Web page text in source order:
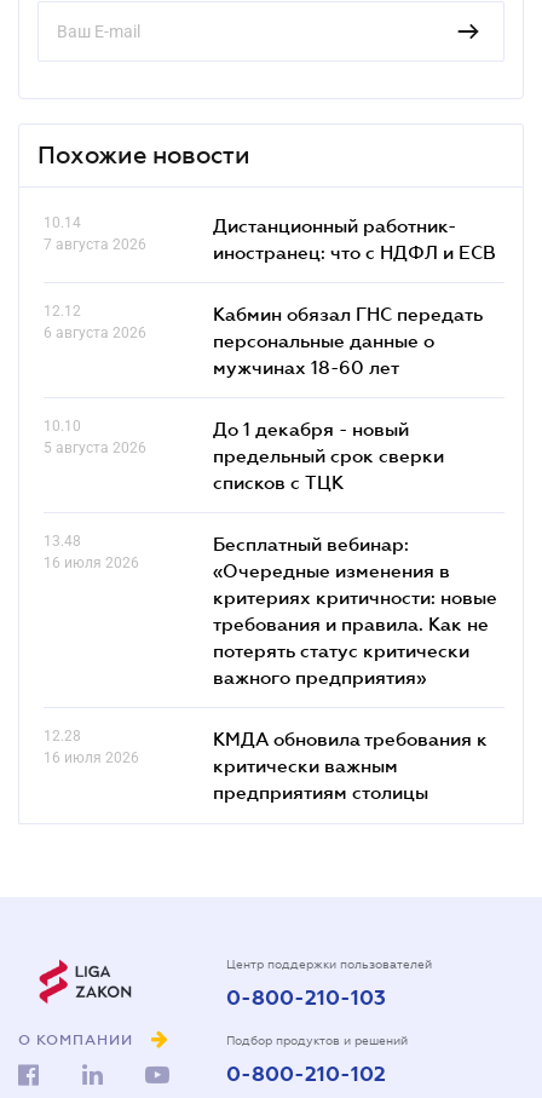
Похожие новости
10.14
7 августа 2026
Дистанционный работник-
иностранец: что с НДФЛ и ЕСВ
12.12
6 августа 2026
Кабмин обязал ГНС передать
персональные данные о
мужчинах 18-60 лет
10.10
5 августа 2026
До 1 декабря - новый
предельный срок сверки
списков c ТЦК
13.48
16 июля 2026
Бесплатный вебинар:
«Очередные изменения в
критериях критичности: новые
требования и правила. Как не
потерять статус критически
важного предприятия»
12.28
16 июля 2026
КМДА обновила требования к
критически важным
предприятиям столицы
О КОМПАНИИ
Центр поддержки пользователей
0-800-210-103
Подбор продуктов и решений
0-800-210-102